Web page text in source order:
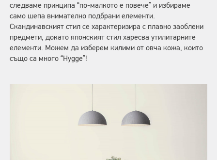
следваме принципа “по-малкото е повече” и избираме
само шепа внимателно подбрани елементи.
Скандинавският стил се характеризира с плавно заоблени
предмети, докато японският стил харесва утилитарните
елементи. Можем да изберем килими от овча кожа, които
също са много “Hygge”!